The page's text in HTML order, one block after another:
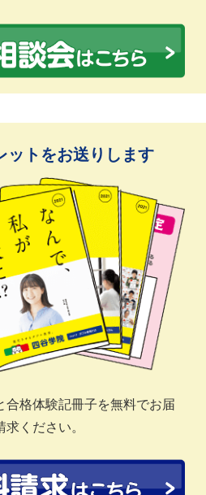
ットをお送りします
格体験記冊子を無料でお届
ください。